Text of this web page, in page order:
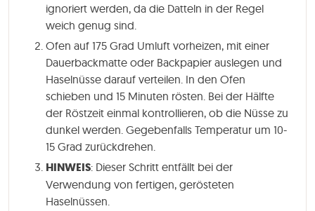
ignoriert werden, da die Datteln in der Regel
weich genug sind.
Ofen auf 175 Grad Umluft vorheizen, mit einer
Dauerbackmatte oder Backpapier auslegen und
Haselnüsse darauf verteilen. In den Ofen
schieben und 15 Minuten rösten. Bei der Hälfte
der Röstzeit einmal kontrollieren, ob die Nüsse zu
dunkel werden. Gegebenfalls Temperatur um 10-
15 Grad zurückdrehen.
HINWEIS: Dieser Schritt entfällt bei der
Verwendung von fertigen, gerösteten
Haselnüssen.